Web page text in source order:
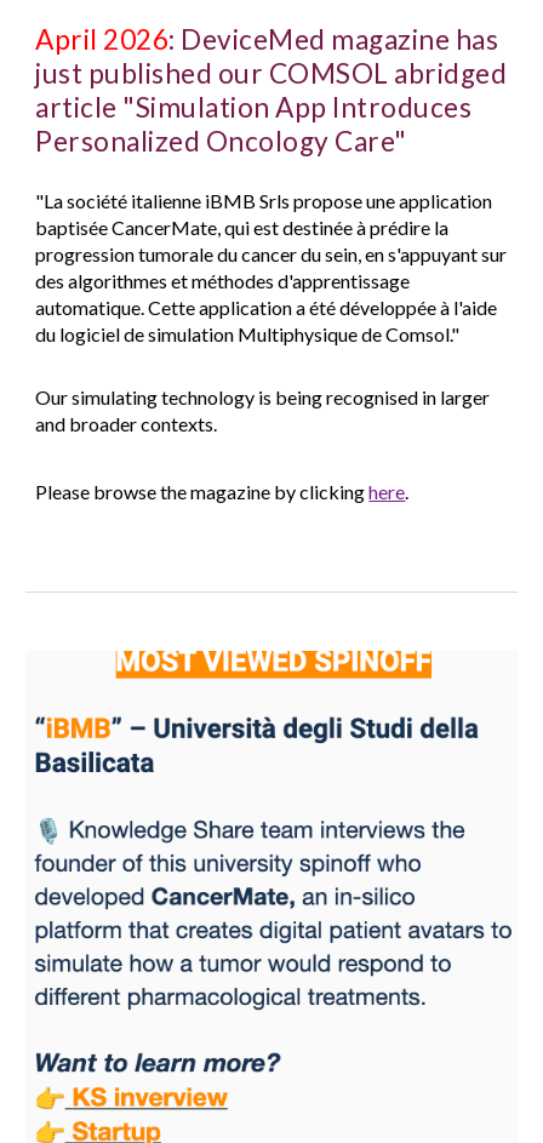
April 2026: DeviceMed magazine has
just published our COMSOL abridged
article "Simulation App Introduces
Personalized Oncology Care"
"La société italienne iBMB Srls propose une application
baptiséeCancerMate, qui est destinée à prédire la
progression tumorale du cancer du sein, en s'appuyant sur
des algorithmes et méthodes d'apprentissage
automatique. Cette application a été développée à l'aide
du logiciel de simulation Multiphysique de Comsol."
Our simulating technology is being recognised in larger
and broader contexts.
Please browse the magazine by clickinghere.